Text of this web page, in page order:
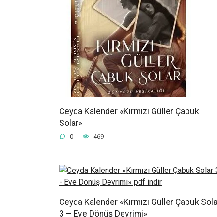
Ceyda Kalender «Kırmızı Güller Çabuk
Solar»
0 469
Ceyda Kalender «Kırmızı Güller Çabuk
3 – Eve Dönüş Devrimi»